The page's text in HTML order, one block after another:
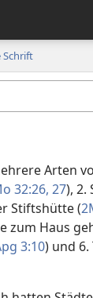
Schrift
Arten
32:26, 27), 2.
Stiftshütte (
zum Haus
3:10) und 6.